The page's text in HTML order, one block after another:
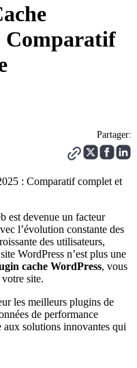
Comparatif
Partager:
est devenue un facteur
l’évolution constante des
des utilisateurs,
WordPress n’est plus une
cache WordPress, vous
site.
les meilleurs plugins de
de performance
aux solutions innovantes qui